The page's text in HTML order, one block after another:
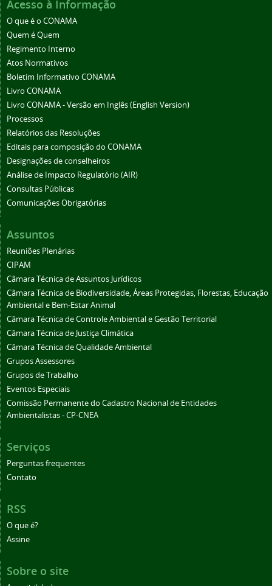
Acesso à Informação
O que é o CONAMA
Quem é Quem
Regimento Interno
Atos Normativos
Boletim Informativo CONAMA
Livro CONAMA
Livro CONAMA - Versão em Inglês (English Version)
Processos
Relatórios das Resoluções
Editais para composição do CONAMA
Designações de conselheiros
Análise de Impacto Regulatório (AIR)
Consultas Públicas
Comunicações Obrigatórias
Assuntos
Reuniões Plenárias
CIPAM
Câmara Técnica de Assuntos Jurídicos
Câmara Técnica de Biodiversidade, Áreas Protegidas, Florestas, Educação
Ambiental e Bem-Estar Animal
Câmara Técnica de Controle Ambiental e Gestão Territorial
Câmara Técnica de Justiça Climática
Câmara Técnica de Qualidade Ambiental
Grupos Assessores
Grupos de Trabalho
Eventos Especiais
Comissão Permanente do Cadastro Nacional de Entidades
Ambientalistas - CP-CNEA
Serviços
Perguntas frequentes
Contato
RSS
O que é?
Assine
Sobre o site